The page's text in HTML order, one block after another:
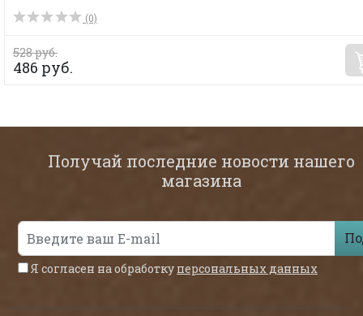
(0)
528 руб.
486 руб.
Получай последние новости нашего
магазина
Я согласен на обработку персональных данных